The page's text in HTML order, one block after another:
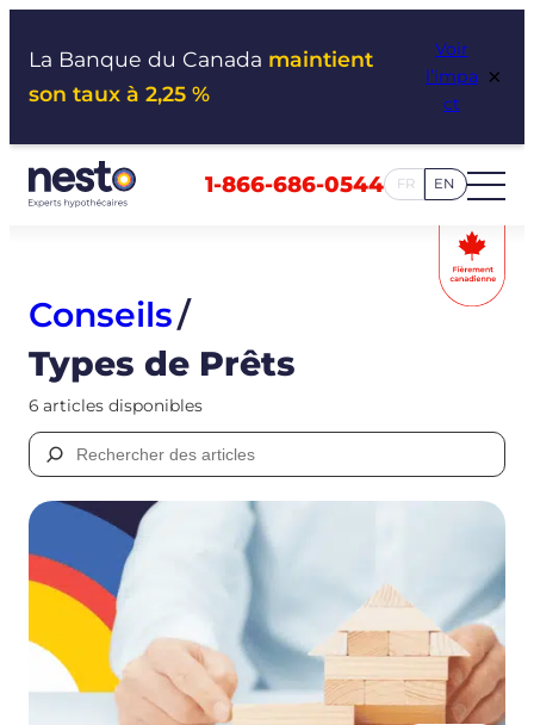
La Banque du Canada maintient
son taux à 2,25 %
Voir
l’impa
ct
×
1-866-686-0544 FR EN
Conseils/
Types de Prêts
6 articles disponibles
Rechercher :